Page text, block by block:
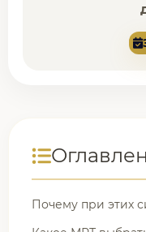
Почему при этих